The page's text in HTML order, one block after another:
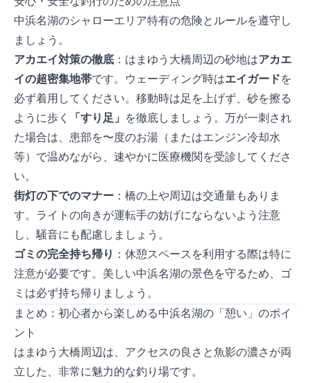
中浜名湖のシャローエリア特有の危険とルールを遵守し
ましょう。
アカエイ対策の徹底 ：はまゆう大橋周辺の砂地はアカエ
イの超密集地帯です。 - ウェーディング時はエイガードを
必ず着用してください。 - 移動時は足を上げず、砂を擦る
ように歩く
「すり足」
を徹底しましょう。 - 万が一刺され
た場合は、患部を40〜50度のお湯（またはエンジン冷却水
等）で温めながら、速やかに医療機関を受診してくださ
い。
街灯の下でのマナー ：橋の上や周辺は交通量もありま
す。ライトの向きが運転手の妨げにならないよう注意
し、騒音にも配慮しましょう。
ゴミの完全持ち帰り ：休憩スペースを利用する際は特に
注意が必要です。美しい中浜名湖の景色を守るため、ゴ
ミは必ず持ち帰りましょう。
まとめ：初心者から楽しめる中浜名湖の「憩い」のポイ
ント
はまゆう大橋周辺は、アクセスの良さと魚影の濃さが両
立した、非常に魅力的な釣り場です。